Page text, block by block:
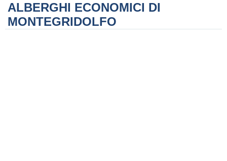
ALBERGHI ECONOMICI DI
MONTEGRIDOLFO